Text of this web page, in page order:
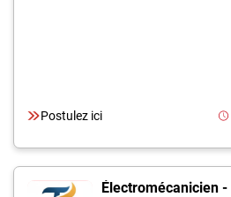
Postulez ici
Électromécanicien -